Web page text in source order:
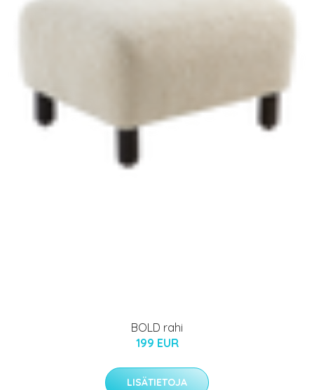
BOLD rahi
199 EUR
LISÄTIETOJA